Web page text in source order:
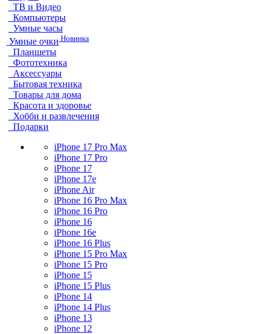
ТВ и Видео
Компьютеры
Умные часы
Умные очки Новинка
Планшеты
Фототехника
Аксессуары
Бытовая техника
Товары для дома
Красота и здоровье
Хобби и развлечения
Подарки
iPhone 17 Pro Max
iPhone 17 Pro
iPhone 17
iPhone 17e
iPhone Air
iPhone 16 Pro Max
iPhone 16 Pro
iPhone 16
iPhone 16e
iPhone 16 Plus
iPhone 15 Pro Max
iPhone 15 Pro
iPhone 15
iPhone 15 Plus
iPhone 14
iPhone 14 Plus
iPhone 13
iPhone 12